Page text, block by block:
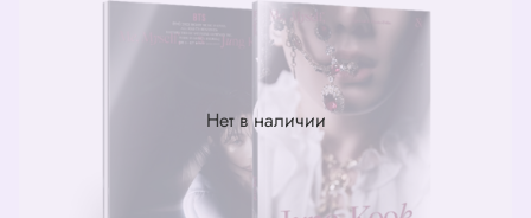
Нет в наличии